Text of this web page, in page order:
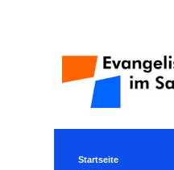
Startseite